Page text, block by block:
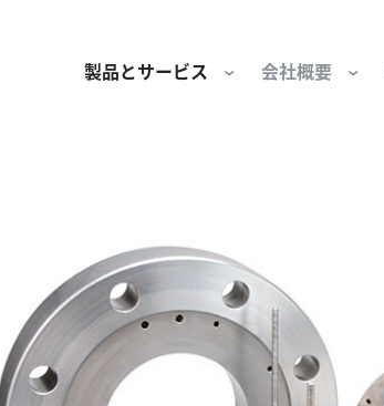
製品とサービス
水素産業向けコンポーネント
フロー＆モーション制御
回転ユニオンとスリップリング
会社概要
組織と役員
文化と価値観
サステナビリティ